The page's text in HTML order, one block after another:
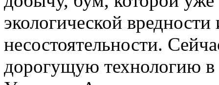
экологической
несостоятельности.
дорогущую технологию